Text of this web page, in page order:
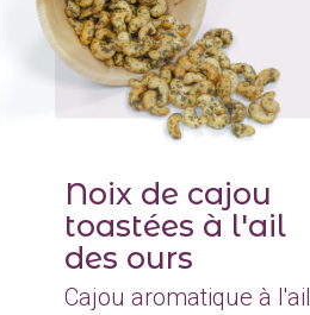
Noix de cajou
toastées à l'ail
des ours
Cajou aromatique à l'ail